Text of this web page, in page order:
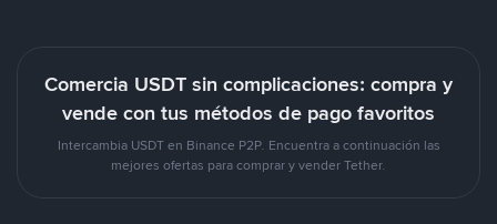
Comercia USDT sin complicaciones: compra y
vende con tus métodos de pago favoritos
Intercambia USDT en Binance P2P. Encuentra a continuación las
mejores ofertas para comprar y vender Tether.